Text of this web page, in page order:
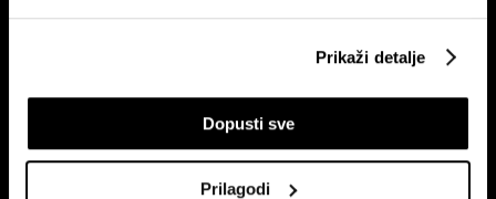
Prikupljati podatke o vašoj geografskoj lokaciji,
koji mogu biti precizni do radijusa od nekoliko metara
Prepoznati vaš uređaj tako što ćemo aktivno
skenirati njegove određene karakteristike ("uzimanje
Prikaži detalje
Dopusti sve
Prilagodi
Tržišta
Tehnologija
Bloomberg Adria događanja